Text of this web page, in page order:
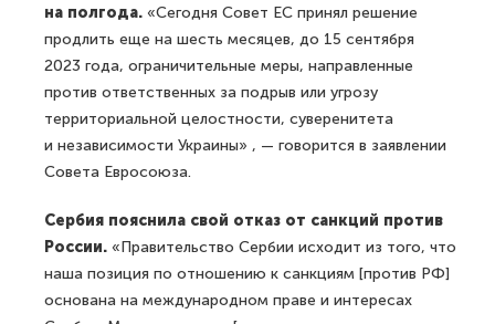
на полгода. «Сегодня Совет ЕС принял решение
продлить еще на шесть месяцев, до 15 сентября
2023 года, ограничительные меры, направленные
против ответственных за подрыв или угрозу
территориальной целостности, суверенитета
и независимости Украины» , — говорится в заявлении
Совета Евросоюза.
Сербия пояснила свой отказ от санкций против
России. «Правительство Сербии исходит из того, что
наша позиция по отношению к санкциям [против РФ]
основана на международном праве и интересах